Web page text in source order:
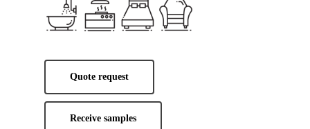
Quote request
Receive samples